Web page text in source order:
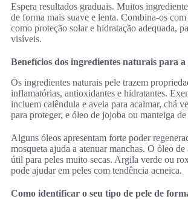
Espera resultados graduais. Muitos
de forma mais suave e lenta. Combina-os
como proteção solar e hidratação adequada,
visíveis.
Benefícios dos ingredientes naturais para a
Os ingredientes naturais pele trazem
inflamatórias, antioxidantes e hidratantes.
incluem calêndula e aveia para acalmar, chá
para proteger, e óleo de jojoba ou manteiga
Alguns óleos apresentam forte poder
mosqueta ajuda a atenuar manchas. O óleo de
útil para peles muito secas. Argila verde ou
pode ajudar em peles com tendência acneica.
Como identificar o seu tipo de pele de